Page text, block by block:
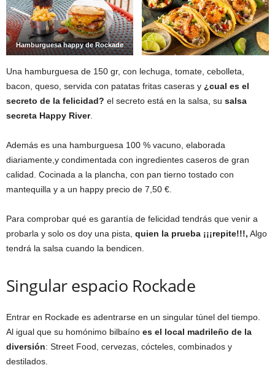
Hamburguesa happy de Rockade
Una hamburguesa de 150 gr, con lechuga, tomate, cebolleta,
bacon, queso, servida con patatas fritas caseras y ¿cual es el
secreto de la felicidad? el secreto está en la salsa, su salsa
secreta Happy River.
Además es una hamburguesa 100 % vacuno, elaborada
diariamente,y condimentada con ingredientes caseros de gran
calidad. Cocinada a la plancha, con pan tierno tostado con
mantequilla y a un happy precio de 7,50 €.
Para comprobar qué es garantía de felicidad tendrás que venir a
probarla y solo os doy una pista, quien la prueba ¡¡¡repite!!!, Algo
tendrá la salsa cuando la bendicen.
Singular espacio Rockade
Entrar en Rockade es adentrarse en un singular túnel del tiempo.
Al igual que su homónimo bilbaíno es el local madrileño de la
diversión: Street Food, cervezas, cócteles, combinados y
destilados.